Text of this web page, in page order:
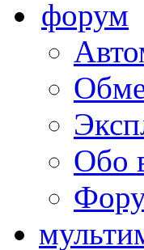
форум
Обо